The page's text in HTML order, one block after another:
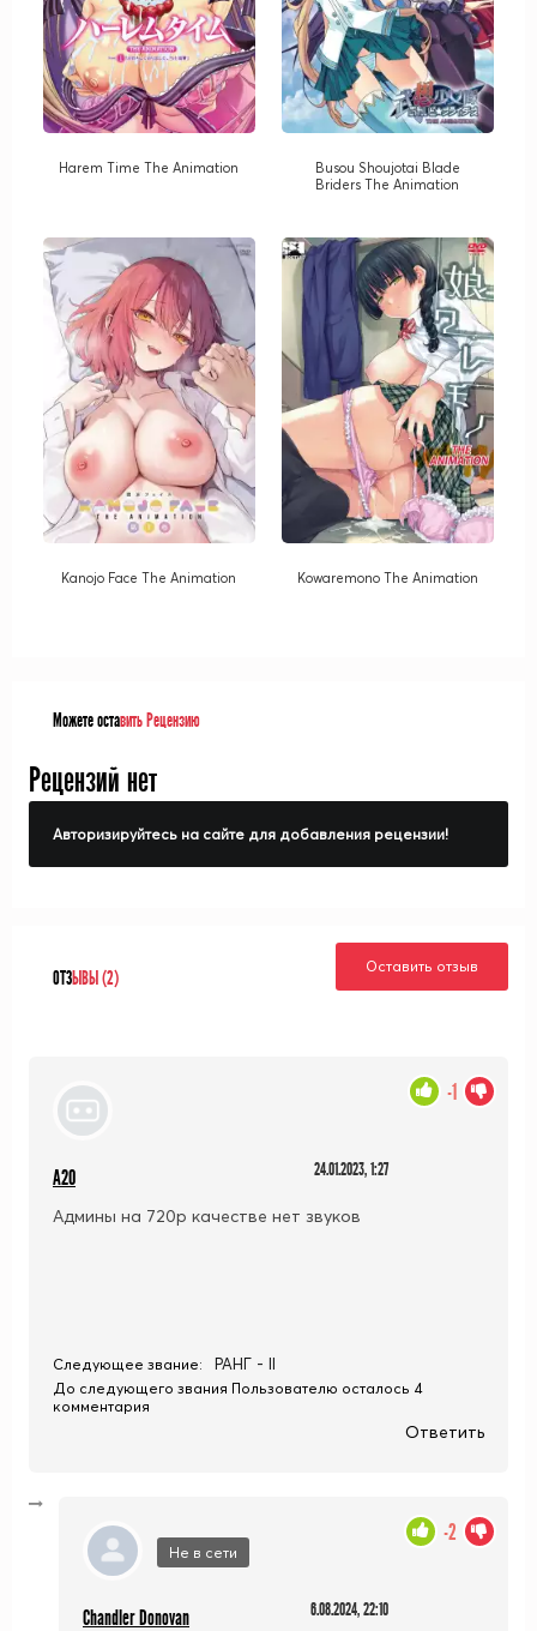
Harem Time The Animation
Busou Shoujotai Blade
Briders The Animation
Kanojo Face The Animation Kowaremono The Animation
Можете оставить Рецензию
Рецензий нет
Авторизируйтесь на сайте для добавления рецензии!
ОТЗЫВЫ (2)
Оставить отзыв
A20 24.01.2023, 1:27
Админы на 720р качестве нет звуков
-1
Следующее звание: РАНГ - II
До следующего звания Пользователю осталось 4
комментария
Ответить
Не в сети
Chandler Donovan 6.08.2024, 22:10
-2